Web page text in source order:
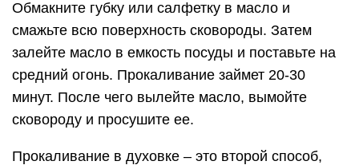
Обмакните губку или салфетку в масло и
смажьте всю поверхность сковороды. Затем
залейте масло в емкость посуды и поставьте на
средний огонь. Прокаливание займет 20-30
минут. После чего вылейте масло, вымойте
сковороду и просушите ее.
Прокаливание в духовке – это второй способ,